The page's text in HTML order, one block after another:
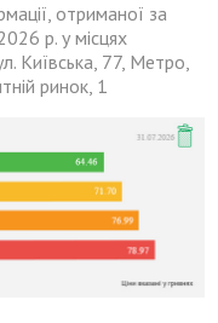
отриманої за
р. у місцях
Київська, 77, Метро,
ринок, 1